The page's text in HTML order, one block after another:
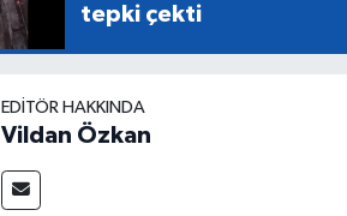
tepki çekti
EDITÖR HAKKINDA
Vildan Özkan